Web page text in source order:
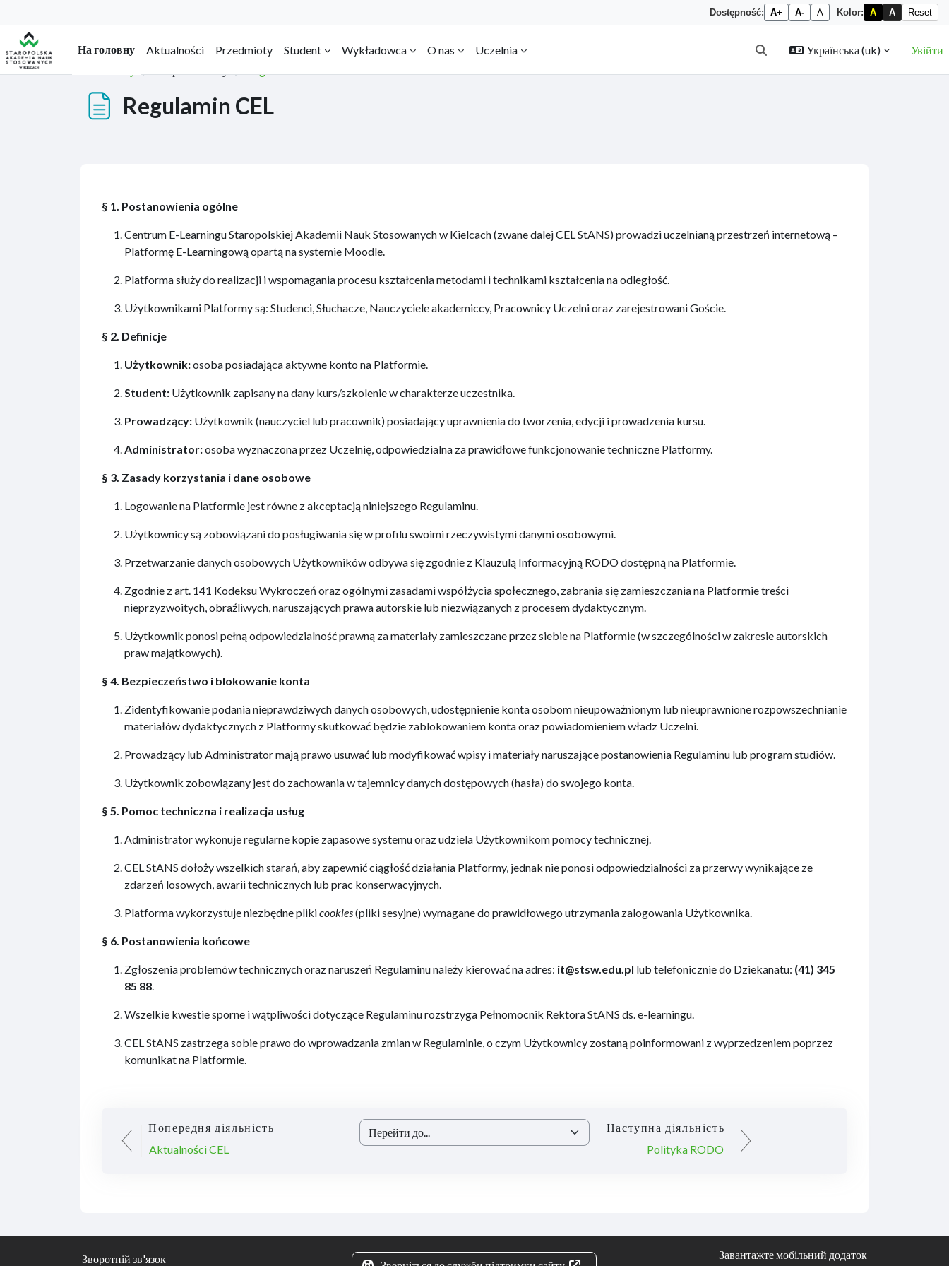
Dostępność: A+ A- A Kolor: A A Reset
Перейти до головного вмісту
На головну
Aktualności Przedmioty Student Wykładowca O nas Uczelnia
Переключити введення пошуку
Українська ‎(uk)‎
Увійти
Regulamin CEL
§ 1. Postanowienia ogólne
Centrum E-Learningu Staropolskiej Akademii Nauk Stosowanych w Kielcach (zwane dalej CEL StANS) prowadzi uczelnianą przestrzeń internetową –
Platformę E-Learningową opartą na systemie Moodle.
Platforma służy do realizacji i wspomagania procesu kształcenia metodami i technikami kształcenia na odległość.
Użytkownikami Platformy są: Studenci, Słuchacze, Nauczyciele akademiccy, Pracownicy Uczelni oraz zarejestrowani Goście.
§ 2. Definicje
Użytkownik:osoba posiadająca aktywne konto na Platformie.
Student:Użytkownik zapisany na dany kurs/szkolenie w charakterze uczestnika.
Prowadzący:Użytkownik (nauczyciel lub pracownik) posiadający uprawnienia do tworzenia, edycji i prowadzenia kursu.
Administrator:osoba wyznaczona przez Uczelnię, odpowiedzialna za prawidłowe funkcjonowanie techniczne Platformy.
§ 3. Zasady korzystania i dane osobowe
Logowanie na Platformie jest równe z akceptacją niniejszego Regulaminu.
Użytkownicy są zobowiązani do posługiwania się w profilu swoimi rzeczywistymi danymi osobowymi.
Przetwarzanie danych osobowych Użytkowników odbywa się zgodnie z Klauzulą Informacyjną RODO dostępną na Platformie.
Zgodnie z art. 141 Kodeksu Wykroczeń oraz ogólnymi zasadami współżycia społecznego, zabrania się zamieszczania na Platformie treści
nieprzyzwoitych, obraźliwych, naruszających prawa autorskie lub niezwiązanych z procesem dydaktycznym.
Użytkownik ponosi pełną odpowiedzialność prawną za materiały zamieszczane przez siebie na Platformie (w szczególności w zakresie autorskich
praw majątkowych).
§ 4. Bezpieczeństwo i blokowanie konta
Zidentyfikowanie podania nieprawdziwych danych osobowych, udostępnienie konta osobom nieupoważnionym lub nieuprawnione rozpowszechnianie
materiałów dydaktycznych z Platformy skutkować będzie zablokowaniem konta oraz powiadomieniem władz Uczelni.
Prowadzący lub Administrator mają prawo usuwać lub modyfikować wpisy i materiały naruszające postanowienia Regulaminu lub program studiów.
Użytkownik zobowiązany jest do zachowania w tajemnicy danych dostępowych (hasła) do swojego konta.
§ 5. Pomoc techniczna i realizacja usług
Administrator wykonuje regularne kopie zapasowe systemu oraz udziela Użytkownikom pomocy technicznej.
CEL StANS dołoży wszelkich starań, aby zapewnić ciągłość działania Platformy, jednak nie ponosi odpowiedzialności za przerwy wynikające ze
zdarzeń losowych, awarii technicznych lub prac konserwacyjnych.
Platforma wykorzystuje niezbędne plikicookies(pliki sesyjne) wymagane do prawidłowego utrzymania zalogowania Użytkownika.
§ 6. Postanowienia końcowe
Zgłoszenia problemów technicznych oraz naruszeń Regulaminu należy kierować na adres: it@stsw.edu.pl lub telefonicznie do Dziekanatu: (41) 345
85 88.
Wszelkie kwestie sporne i wątpliwości dotyczące Regulaminu rozstrzyga Pełnomocnik Rektora StANS ds. e-learningu.
CEL StANS zastrzega sobie prawo do wprowadzania zmian w Regulaminie, o czym Użytkownicy zostaną poinformowani z wyprzedzeniem poprzez
komunikat na Platformie.
Попередня діяльність
Aktualności CEL
Перейти до...
Наступна діяльність
Polityka RODO
Зворотній зв'язок Завантажте мобільний додаток